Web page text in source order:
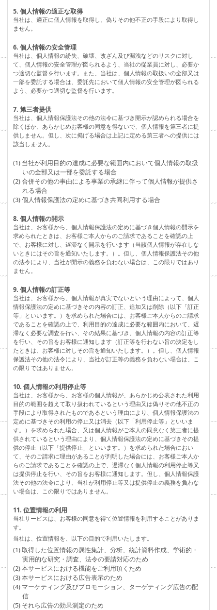
5. 個人情報の適正な取得
当社は、適正に個人情報を取得し、偽りその他不正の手段により取得し
ません。
6. 個人情報の安全管理
当社は、個人情報の紛失、破壊、改ざん及び漏洩などのリスクに対し
て、個人情報の安全管理が図られるよう、当社の従業員に対し、必要か
つ適切な監督を行います。また、当社は、個人情報の取扱いの全部又は
一部を委託する場合は、委託先において個人情報の安全管理が図られる
よう、必要かつ適切な監督を行います。
7. 第三者提供
当社は、個人情報保護法その他の法令に基づき開示が認められる場合を
除くほか、あらかじめお客様の同意を得ないで、個人情報を第三者に提
供しません。但し、次に掲げる場合は上記に定める第三者への提供には
該当しません。
(1) 当社が利用目的の達成に必要な範囲内において個人情報の取扱
いの全部又は一部を委託する場合
(2) 合併その他の事由による事業の承継に伴って個人情報が提供さ
れる場合
(3) 個人情報保護法の定めに基づき共同利用する場合
8. 個人情報の開示
当社は、お客様から、個人情報保護法の定めに基づき個人情報の開示を
求められたときは、お客様ご本人からのご請求であることを確認の上
で、お客様に対し、遅滞なく開示を行います（当該個人情報が存在しな
いときにはその旨を通知いたします。）。但し、個人情報保護法その他
の法令により、当社が開示の義務を負わない場合は、この限りではあり
ません。
9. 個人情報の訂正等
当社は、お客様から、個人情報が真実でないという理由によって、個人
情報保護法の定めに基づきその内容の訂正、追加又は削除（以下「訂正
等」といいます。）を求められた場合には、お客様ご本人からのご請求
であることを確認の上で、利用目的の達成に必要な範囲内において、遅
滞なく必要な調査を行い、その結果に基づき、個人情報の内容の訂正等
を行い、その旨をお客様に通知します（訂正等を行わない旨の決定をし
たときは、お客様に対しその旨を通知いたします。）。但し、個人情報
保護法その他の法令により、当社が訂正等の義務を負わない場合は、こ
の限りではありません。
10. 個人情報の利用停止等
当社は、お客様から、お客様の個人情報が、あらかじめ公表された利用
目的の範囲を超えて取り扱われているという理由又は偽りその他不正の
手段により取得されたものであるという理由により、個人情報保護法の
定めに基づきその利用の停止又は消去（以下「利用停止等」といいま
す。）を求められた場合、又は個人情報がご本人の同意なく第三者に提
供されているという理由により、個人情報保護法の定めに基づきその提
供の停止（以下「提供停止」といいます。）を求められた場合におい
て、そのご請求に理由があることが判明した場合には、お客様ご本人か
らのご請求であることを確認の上で、遅滞なく個人情報の利用停止等又
は提供停止を行い、その旨をお客様に通知します。但し、個人情報保護
法その他の法令により、当社が利用停止等又は提供停止の義務を負わな
い場合は、この限りではありません。
11. 位置情報の利用
当社サービスは、お客様の同意を得て位置情報を利用することがありま
す。
当社は、位置情報を、以下の目的で利用いたします。
(1) 取得した位置情報の属性集計、分析、統計資料作成、学術的・
実用的な研究・調査、法令の要請対応のため
(2) 本サービスにおける機能をご利用頂くため
(3) 本サービスにおける広告表示のため
(4) マーケティング及びプロモーション、ターゲティング広告の配
信
(5) それら広告の効果測定のため